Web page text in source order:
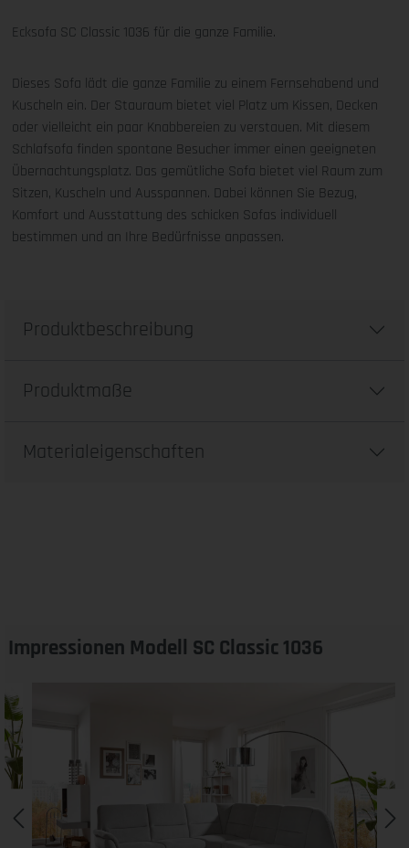
Ecksofa SC Classic 1036 für die ganze Familie.
Dieses Sofa lädt die ganze Familie zu einem Fernsehabend und
Kuscheln ein. Der Stauraum bietet viel Platz um Kissen, Decken
oder vielleicht ein paar Knabbereien zu verstauen. Mit diesem
Schlafsofa finden spontane Besucher immer einen geeigneten
Übernachtungsplatz. Das gemütliche Sofa bietet viel Raum zum
Sitzen, Kuscheln und Ausspannen. Dabei können Sie Bezug,
Komfort und Ausstattung des schicken Sofas individuell
bestimmen und an Ihre Bedürfnisse anpassen.
Produktbeschreibung
Produktmaße
Materialeigenschaften
Impressionen Modell SC Classic 1036